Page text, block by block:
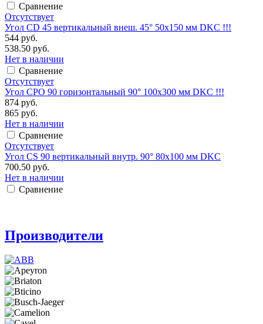
Сравнение
Отсутствует
Угол CD 45 вертикальный внеш. 45° 50х150 мм DKC !!!
544 руб.
538.50 руб.
Нет в наличии
Сравнение
Отсутствует
Угол CPO 90 горизонтальный 90° 100х300 мм DKC !!!
874 руб.
865 руб.
Нет в наличии
Сравнение
Отсутствует
Угол CS 90 вертикальный внутр. 90° 80х100 мм DKC
700.50 руб.
Нет в наличии
Сравнение
Производители